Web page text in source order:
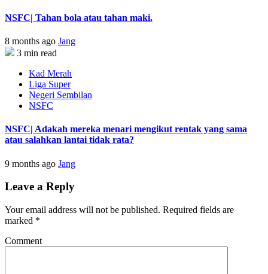
NSFC| Tahan bola atau tahan maki.
8 months ago Jang
3 min read
Kad Merah
Liga Super
Negeri Sembilan
NSFC
NSFC| Adakah mereka menari mengikut rentak yang sama
atau salahkan lantai tidak rata?
9 months ago Jang
Leave a Reply
Your email address will not be published. Required fields are
marked *
Comment